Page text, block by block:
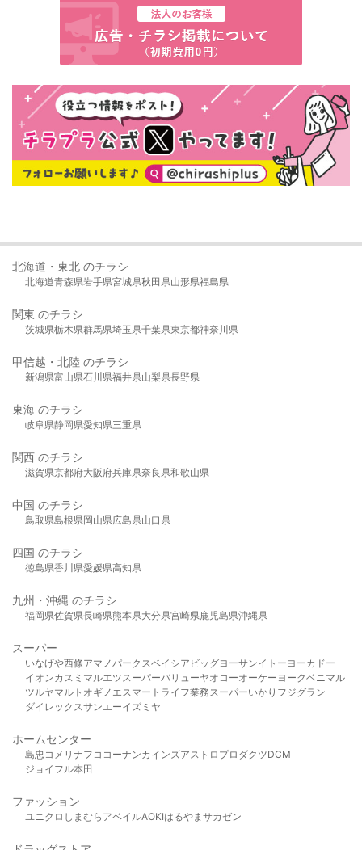
北海道・東北 のチラシ
北海道青森県岩手県宮城県秋田県山形県福島県
関東 のチラシ
茨城県栃木県群馬県埼玉県千葉県東京都神奈川県
甲信越・北陸 のチラシ
新潟県富山県石川県福井県山梨県長野県
東海 のチラシ
岐阜県静岡県愛知県三重県
関西 のチラシ
滋賀県京都府大阪府兵庫県奈良県和歌山県
中国 のチラシ
鳥取県島根県岡山県広島県山口県
四国 のチラシ
徳島県香川県愛媛県高知県
九州・沖縄 のチラシ
福岡県佐賀県長崎県熊本県大分県宮崎県鹿児島県沖縄県
スーパー
いなげや西條アマノパークスベイシア ビッグヨーサンイトーヨーカドー
イオンカスミ マルエツスーパーバリューヤオコーオーケー ヨークベニマル
ツルヤマルト オギノ エスマート ライフ業務スーパーいかり フジグラン
ダイレックスサンエーイズミヤ
ホームセンター
島忠 コメリ ナフコ コーナンカインズアストロプロダクツDCM
ジョイフル本田
ファッション
ユニクロ しまむら アベイルAOKIはるやま サカゼン